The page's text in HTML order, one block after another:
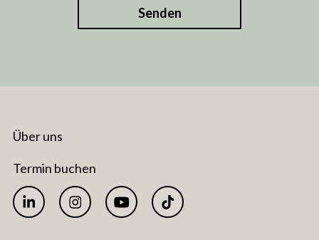
Über uns
Termin buchen